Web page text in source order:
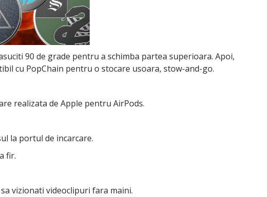
90 de grade pentru a schimba partea superioara. Apoi,
cu PopChain pentru o stocare usoara, stow-and-go.
realizata de Apple pentru AirPods.
la portul de incarcare.
fir.
vizionati videoclipuri fara maini.